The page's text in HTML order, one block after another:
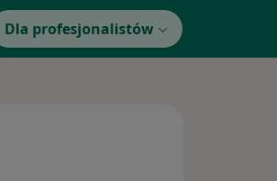
Dla profesjonalistów